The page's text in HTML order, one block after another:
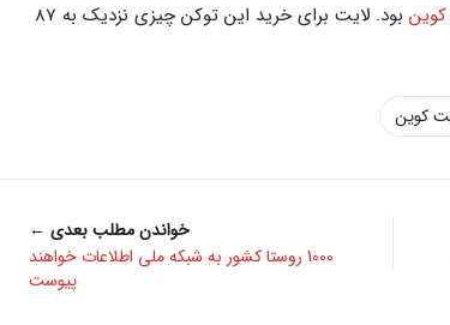
بود. لایت برای خرید این توکن چیزی نزدیک به 87
کوین
خواندن مطلب بعدی ←
1000 روستا کشور به شبکه ملی اطلاعات خواهند
پیوست